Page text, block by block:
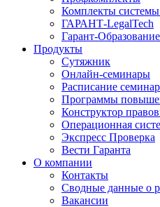
Комплекты
ГАРАНТ-LegalTech
Гарант-Образование
Продукты
Сутяжник
Онлайн-семинары
Расписание
Программы
Конструктор
Операционная
Экспресс Проверка
Вести Гаранта
О компании
Контакты
Сводные данные о
Вакансии